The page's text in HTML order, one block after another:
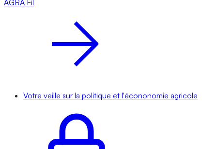
AGRA Fil
Votre veille sur la politique et l'écononomie agricole